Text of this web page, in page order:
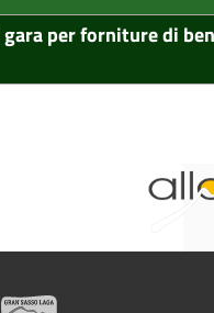
per forniture di